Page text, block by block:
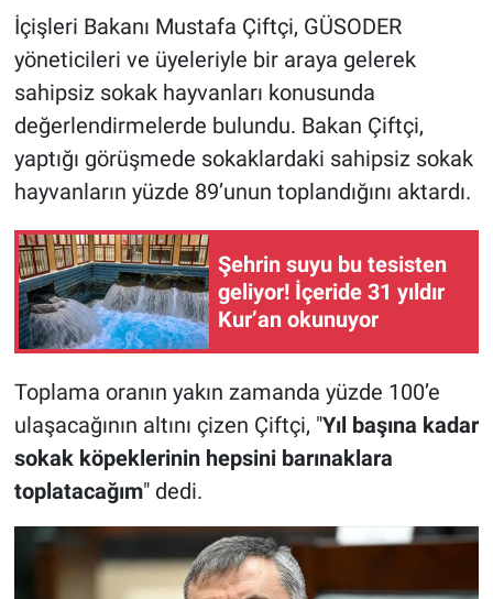
İçişleri Bakanı Mustafa Çiftçi, GÜSODER
yöneticileri ve üyeleriyle bir araya gelerek
sahipsiz sokak hayvanları konusunda
değerlendirmelerde bulundu. Bakan Çiftçi,
yaptığı görüşmede sokaklardaki sahipsiz sokak
hayvanların yüzde 89’unun toplandığını aktardı.
Şehrin suyu bu tesisten
geliyor! İçeride 31 yıldır
Kur’an okunuyor
Toplama oranın yakın zamanda yüzde 100’e
ulaşacağının altını çizen Çiftçi, "Yıl başına kadar
sokak köpeklerinin hepsini barınaklara
toplatacağım" dedi.